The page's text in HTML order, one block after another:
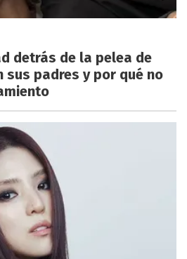
detrás de la pelea de
sus padres y por qué no